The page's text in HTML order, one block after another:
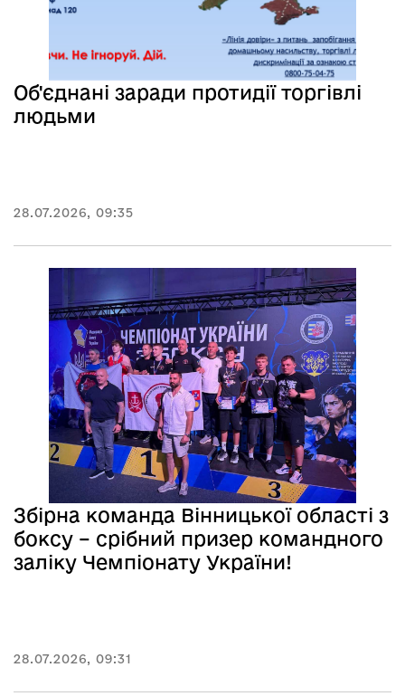
Об'єднані заради протидії торгівлі
людьми
28.07.2026, 09:35
Збірна команда Вінницької області з
боксу – срібний призер командного
заліку Чемпіонату України!
28.07.2026, 09:31